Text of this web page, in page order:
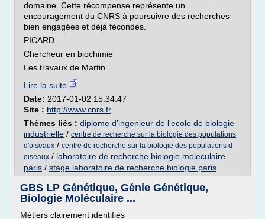
domaine. Cette récompense représente un
encouragement du CNRS à poursuivre des recherches
bien engagées et déjà fécondes.
PICARD
Chercheur en biochimie
Les travaux de Martin...
Lire la suite
Date: 2017-01-02 15:34:47
Site : http://www.cnrs.fr
Thèmes liés : diplome d'ingenieur de l'ecole de biologie
industrielle / centre de recherche sur la biologie des populations
d'oiseaux / centre de recherche sur la biologie des populations d
oiseaux / laboratoire de recherche biologie moleculaire
paris / stage laboratoire de recherche biologie paris
GBS LP Génétique, Génie Génétique,
Biologie Moléculaire ...
Métiers clairement identifiés